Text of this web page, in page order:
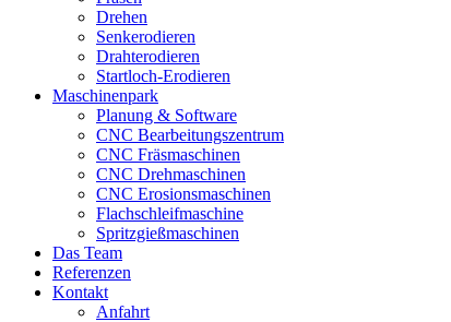
Drehen
Senkerodieren
Drahterodieren
Startloch-Erodieren
Maschinenpark
Planung & Software
CNC Bearbeitungszentrum
CNC Fräsmaschinen
CNC Drehmaschinen
CNC Erosionsmaschinen
Flachschleifmaschine
Spritzgießmaschinen
Das Team
Referenzen
Kontakt
Anfahrt